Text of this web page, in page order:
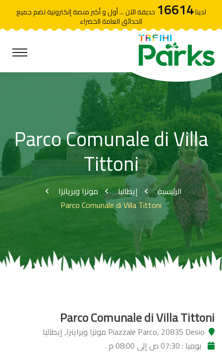
لدينا16614 حديقة الآن ... أول و أكبر منصة إلكترونية تضم جميع
الحدائق العامة الخضراء
Parco Comunale di Villa
Tittoni
الرئيسية إيطاليا
مونزا وبريانزا
Parco Comunale di Villa Tittoni
Parco Comunale di Villa Tittoni
Piazzale Parco, 20835 Desio مونزا وبراينزا, إيطاليا
يوميا : 07:30 ص إلى 08:00 م .